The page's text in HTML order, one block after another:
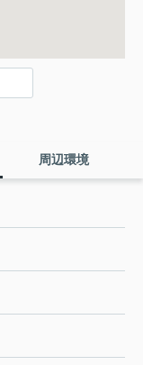
周辺環境